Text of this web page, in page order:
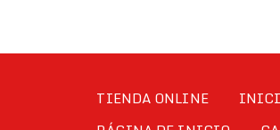
TIENDA ONLINE